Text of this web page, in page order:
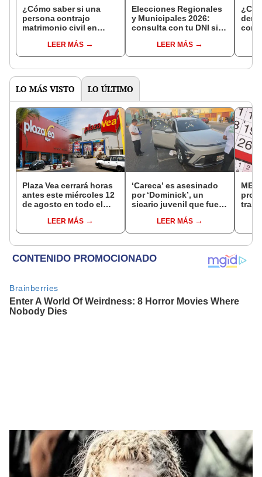
¿Cómo saber si una
persona contrajo
matrimonio civil en
LEER MÁS
Elecciones Regionales
y Municipales 2026:
consulta con tu DNI si
de mesa para este 4 de
octubre en el link oficial
LEER MÁS
con
LO MÁS VISTO LO ÚLTIMO
Plaza Vea cerrará horas
antes este miércoles 12
de agosto en todo el
hasta las 7 p.m.
LEER MÁS
‘Careca’ es asesinado
por ‘Dominick’, un
sicario juvenil que fue
LEER MÁS
MEF